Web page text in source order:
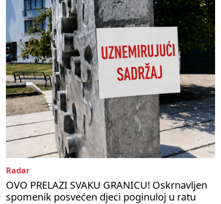
Radar
OVO PRELAZI SVAKU GRANICU! Oskrnavljen
spomenik posvećen djeci poginuloj u ratu